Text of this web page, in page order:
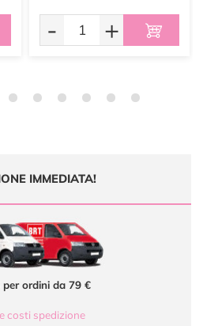
- +
IMMEDIATA!
per ordini da 79 €
costi spedizione